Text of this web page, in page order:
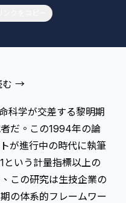
む →
科学が交差する黎明期
だ。この1994年の論
が進行中の時代に執筆
いう計量指標以上の
この研究は生技企業の
の体系的フレームワー